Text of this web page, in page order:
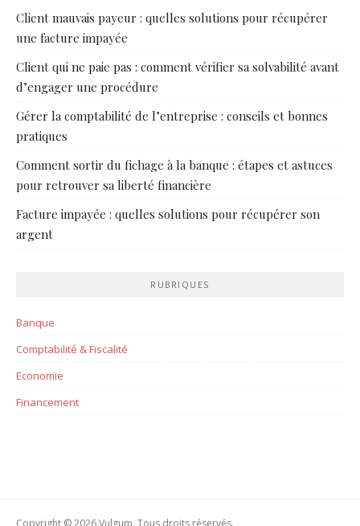
Client mauvais payeur : quelles solutions pour récupérer
une facture impayée
Client qui ne paie pas : comment vérifier sa solvabilité avant
d’engager une procédure
Gérer la comptabilité de l’entreprise : conseils et bonnes
pratiques
Comment sortir du fichage à la banque : étapes et astuces
pour retrouver sa liberté financière
Facture impayée : quelles solutions pour récupérer son
argent
RUBRIQUES
Banque
Comptabilité & Fiscalité
Economie
Financement